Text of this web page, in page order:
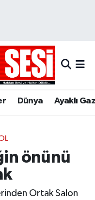
Dünya Ayaklı
önünü
Ortak Salon